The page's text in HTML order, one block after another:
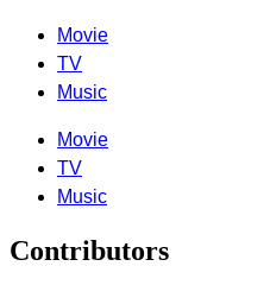
Movie
TV
Music
Movie
TV
Music
Contributors